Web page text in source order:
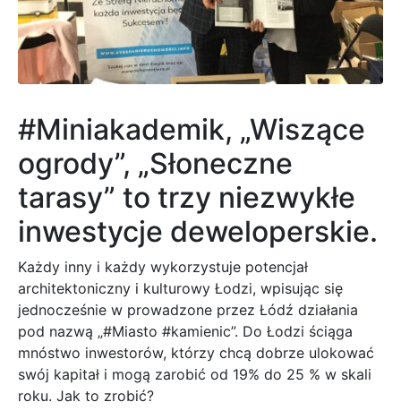
#Miniakademik, „Wiszące
ogrody”, „Słoneczne
tarasy” to trzy niezwykłe
inwestycje deweloperskie.
Każdy inny i każdy wykorzystuje potencjał
architektoniczny i kulturowy Łodzi, wpisując się
jednocześnie w prowadzone przez Łódź działania
pod nazwą „#Miasto #kamienic”. Do Łodzi ściąga
mnóstwo inwestorów, którzy chcą dobrze ulokować
swój kapitał i mogą zarobić od 19% do 25 % w skali
roku. Jak to zrobić?